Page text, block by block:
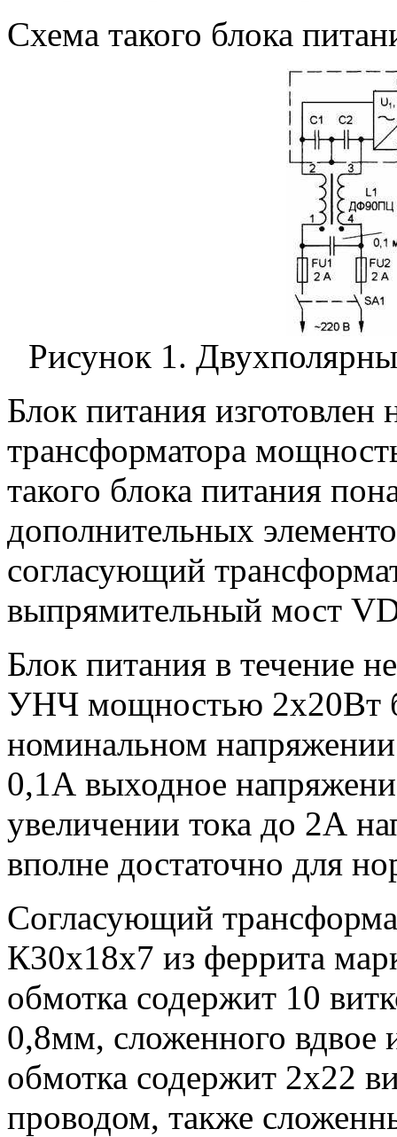
Схема такого блока
Рисунок 1.
Блок питания изготовлен
трансформатора
такого блока питания
дополнительных
согласующий
выпрямительный мост
Блок питания в течение
УНЧ мощностью 2х20Вт
номинальном
0,1А выходное
увеличении тока до 2А
вполне достаточно для
Согласующий
К30х18х7 из феррита
обмотка содержит 10
0,8мм, сложенного вдвое
обмотка содержит 2х22
проводом, также